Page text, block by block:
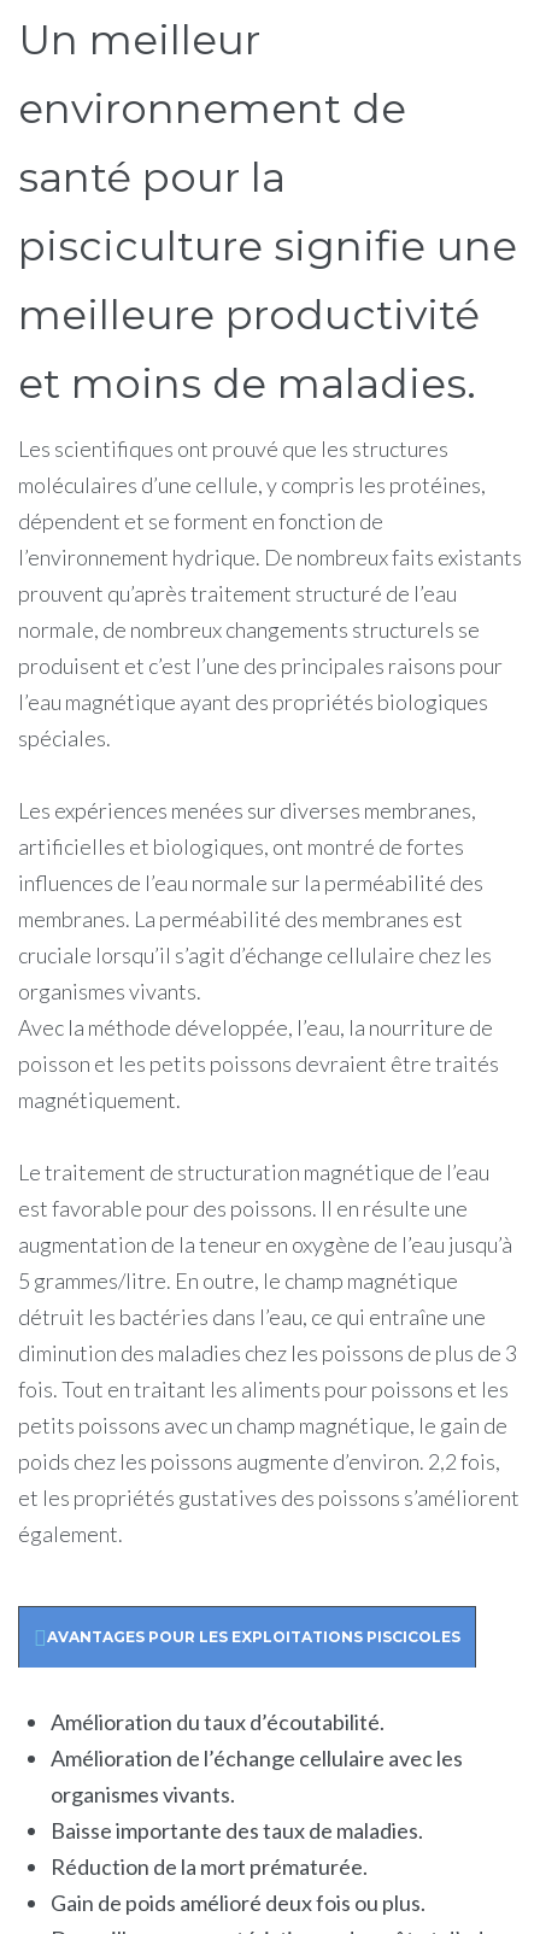
Un meilleur
environnement de
santé pour la
pisciculture signifie une
meilleure productivité
et moins de maladies.
Les scientifiques ont prouvé que les structures
moléculaires d’une cellule, y compris les protéines,
dépendent et se forment en fonction de
l’environnement hydrique. De nombreux faits existants
prouvent qu’après traitement structuré de l’eau
normale, de nombreux changements structurels se
produisent et c’est l’une des principales raisons pour
l’eau magnétique ayant des propriétés biologiques
spéciales.
Les expériences menées sur diverses membranes,
artificielles et biologiques, ont montré de fortes
influences de l’eau normale sur la perméabilité des
membranes. La perméabilité des membranes est
cruciale lorsqu’il s’agit d’échange cellulaire chez les
organismes vivants.
Avec la méthode développée, l’eau, la nourriture de
poisson et les petits poissons devraient être traités
magnétiquement.
Le traitement de structuration magnétique de l’eau
est favorable pour des poissons. Il en résulte une
augmentation de la teneur en oxygène de l’eau jusqu’à
5 grammes/litre. En outre, le champ magnétique
détruit les bactéries dans l’eau, ce qui entraîne une
diminution des maladies chez les poissons de plus de 3
fois. Tout en traitant les aliments pour poissons et les
petits poissons avec un champ magnétique, le gain de
poids chez les poissons augmente d’environ. 2,2 fois,
et les propriétés gustatives des poissons s’améliorent
également.
AVANTAGES POUR LES EXPLOITATIONS PISCICOLES
Amélioration du taux d’écoutabilité.
Amélioration de l’échange cellulaire avec les
organismes vivants.
Baisse importante des taux de maladies.
Réduction de la mort prématurée.
Gain de poids amélioré deux fois ou plus.